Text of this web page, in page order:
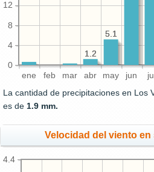
ene feb mar abr may jun jul
0
4
8
12
5.1
1.2
5.1
1.2
La cantidad de precipitaciones en Los
es de 1.9 mm.
Velocidad del viento en
4.4